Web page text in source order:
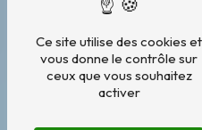
Ce site utilise des cookies et
vous donne le contrôle sur
ceux que vous souhaitez
activer